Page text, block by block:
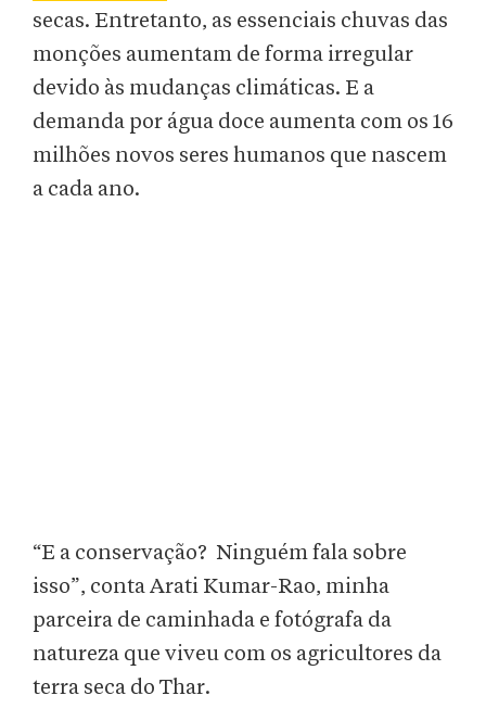
secas. Entretanto, as essenciais chuvas das
monções aumentam de forma irregular
devido às mudanças climáticas. E a
demanda por água doce aumenta com os 16
milhões novos seres humanos que nascem
a cada ano.
“E a conservação? Ninguém fala sobre
isso”, conta Arati Kumar-Rao, minha
parceira de caminhada e fotógrafa da
natureza que viveu com os agricultores da
terra seca do Thar.